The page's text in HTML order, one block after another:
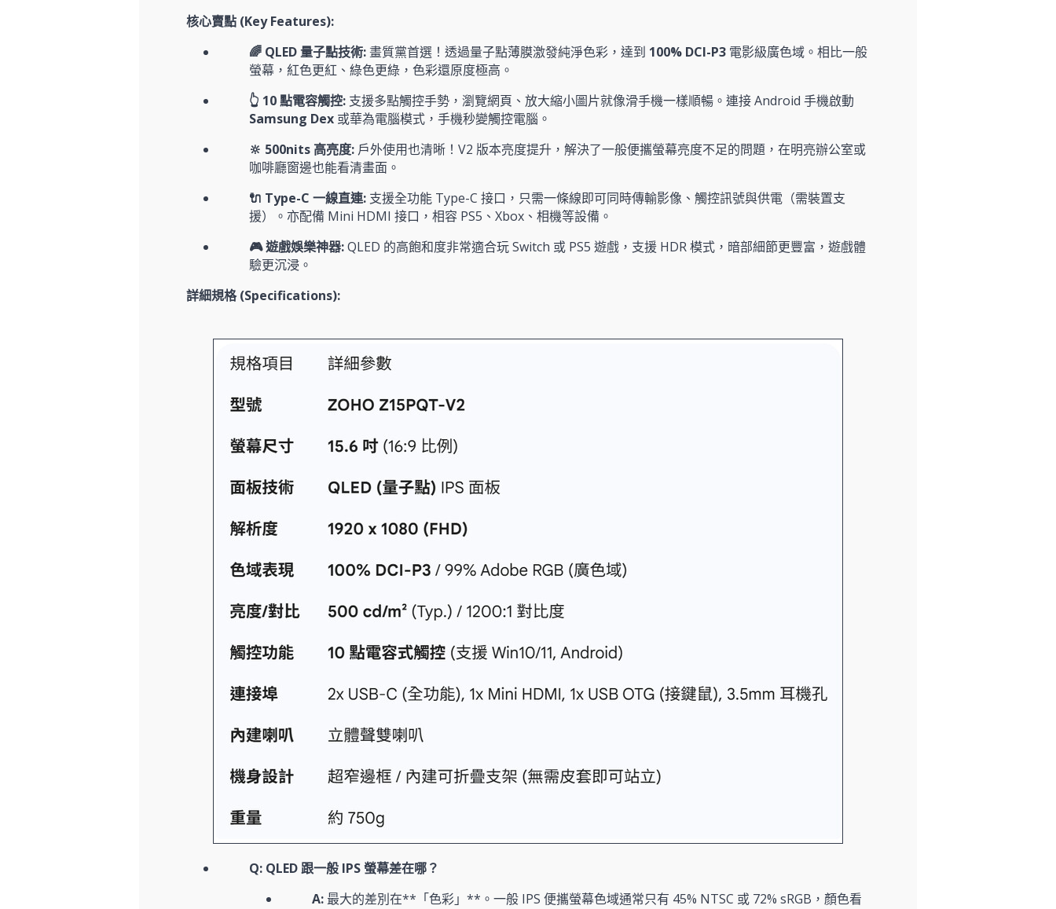
核心賣點 (Key Features):
🌈 QLED 量子點技術:畫質黨首選！透過量子點薄膜激發純淨色彩，達到 100% DCI-P3 電影級廣色域。相比一般
螢幕，紅色更紅、綠色更綠，色彩還原度極高。
👆 10 點電容觸控: 支援多點觸控手勢，瀏覽網頁、放大縮小圖片就像滑手機一樣順暢。連接 Android 手機啟動
Samsung Dex 或華為電腦模式，手機秒變觸控電腦。
🔆 500nits 高亮度: 戶外使用也清晰！V2 版本亮度提升，解決了一般便攜螢幕亮度不足的問題，在明亮辦公室或
咖啡廳窗邊也能看清畫面。
🔌 Type-C 一線直連: 支援全功能 Type-C 接口，只需一條線即可同時傳輸影像、觸控訊號與供電（需裝置支
援）。亦配備 Mini HDMI 接口，相容 PS5、Xbox、相機等設備。
🎮 遊戲娛樂神器:QLED 的高飽和度非常適合玩 Switch 或 PS5 遊戲，支援 HDR 模式，暗部細節更豐富，遊戲體
驗更沉浸。
詳細規格 (Specifications):
Q: QLED 跟一般 IPS 螢幕差在哪？
A: 最大的差別在**「色彩」**。一般 IPS 便攜螢幕色域通常只有 45% NTSC 或 72% sRGB，顏色看